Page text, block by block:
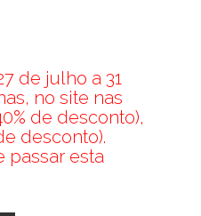
de julho a 31
no site nas
de desconto),
desconto).
passar esta